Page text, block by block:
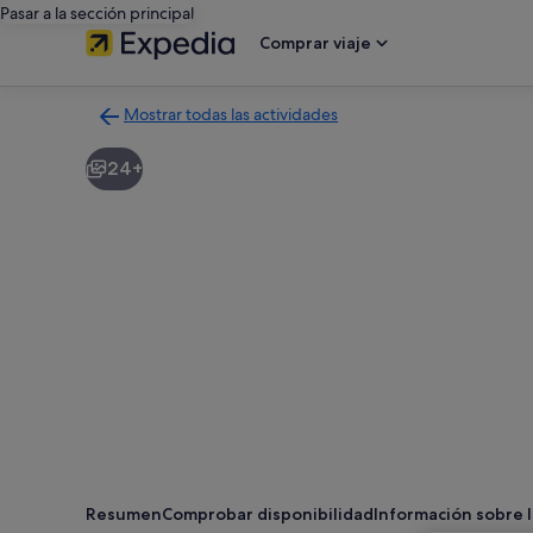
Pasar a la sección principal
Comprar viaje
Mostrar todas las actividades
a
la
24+
ResumenComprobar disponibilidadInformación sobre